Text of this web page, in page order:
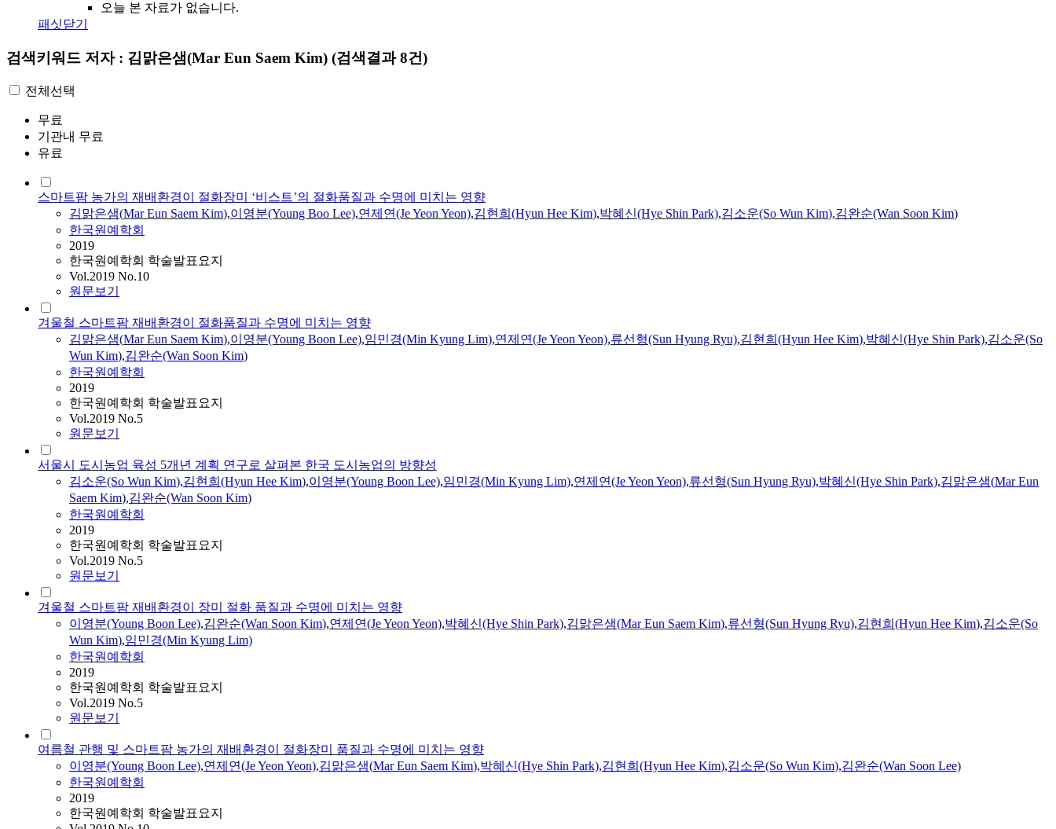
오늘 본 자료가 없습니다.
패싯닫기
검색키워드 저자 : 김맑은샘(Mar Eun Saem Kim) (검색결과 8건)
전체선택
무료
기관내 무료
유료
스마트팜 농가의 재배환경이 절화장미 ‘비스트’의 절화품질과 수명에 미치는 영향
김맑은샘(Mar Eun Saem Kim),이영분(Young Boo Lee),연제연(Je Yeon Yeon),김현희(Hyun Hee Kim),박혜신(Hye Shin Park),김소운(So Wun Kim),김완순(Wan Soon Kim)
한국원예학회
2019
한국원예학회 학술발표요지
Vol.2019 No.10
원문보기
겨울철 스마트팜 재배환경이 절화품질과 수명에 미치는 영향
김맑은샘(Mar Eun Saem Kim),이영분(Young Boon Lee),임민경(Min Kyung Lim),연제연(Je Yeon Yeon),류선형(Sun Hyung Ryu),김현희(Hyun Hee Kim),박혜신(Hye Shin Park),김소운(So
Wun Kim),김완순(Wan Soon Kim)
한국원예학회
2019
한국원예학회 학술발표요지
Vol.2019 No.5
원문보기
서울시 도시농업 육성 5개년 계획 연구로 살펴본 한국 도시농업의 방향성
김소운(So Wun Kim),김현희(Hyun Hee Kim),이영분(Young Boon Lee),임민경(Min Kyung Lim),연제연(Je Yeon Yeon),류선형(Sun Hyung Ryu),박혜신(Hye Shin Park),김맑은샘(Mar Eun
Saem Kim),김완순(Wan Soon Kim)
한국원예학회
2019
한국원예학회 학술발표요지
Vol.2019 No.5
원문보기
겨울철 스마트팜 재배환경이 장미 절화 품질과 수명에 미치는 영향
이영분(Young Boon Lee),김완순(Wan Soon Kim),연제연(Je Yeon Yeon),박혜신(Hye Shin Park),김맑은샘(Mar Eun Saem Kim),류선형(Sun Hyung Ryu),김현희(Hyun Hee Kim),김소운(So
Wun Kim),임민경(Min Kyung Lim)
한국원예학회
2019
한국원예학회 학술발표요지
Vol.2019 No.5
원문보기
여름철 관행 및 스마트팜 농가의 재배환경이 절화장미 품질과 수명에 미치는 영향
이영분(Young Boon Lee),연제연(Je Yeon Yeon),김맑은샘(Mar Eun Saem Kim),박혜신(Hye Shin Park),김현희(Hyun Hee Kim),김소운(So Wun Kim),김완순(Wan Soon Lee)
한국원예학회
2019
한국원예학회 학술발표요지